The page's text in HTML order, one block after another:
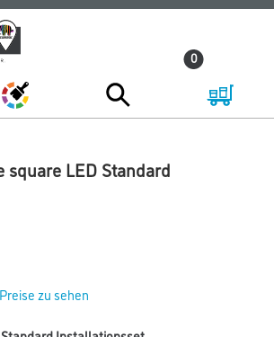
0
square LED Standard
zu sehen